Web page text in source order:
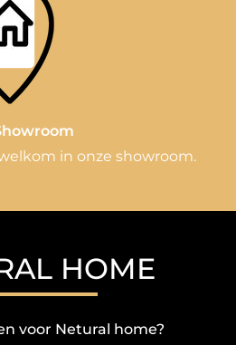
in onze showroom.
HOME
voor Netural home?